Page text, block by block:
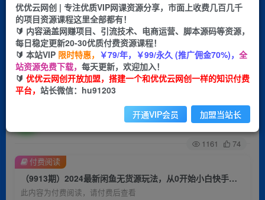
挂机 项目
脚本卡密
APP下载
GO
首页 创业课程 会员专属 正文
（9913期）2024最新闲鱼无货源玩法，从0开始小
白快手上手，每天2小时月收入过万
关注 私信
1161 74
（9913期）2024最新闲鱼无货源玩法，从0开始小白快手上手，每天2小时月收入过万
此内容为付费阅读，请付费后查看
付费阅读
优优云网创 | 专注优质VIP网课资源分享，市面上收费几百几千
的项目资源课程这里全部都有！
🔰 内容涵盖网赚项目、引流技术、电商运营、脚本源码等资源，
每日稳定更新20-30优质付费资源课程！
🔰 本站VIP 限时特惠， ￥79/年，￥99/永久 (推广佣金70%)， 全
站资源免费下载， 每天更新，欢迎加入！
🔰 优优云网创开放加盟，搭建一个和优优云网创一样的知识付费
平台， 站长微信：hu91203
开通VIP会员 加盟当站长